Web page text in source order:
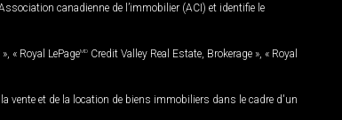
canadienne de l’immobilier (ACI) et identifie le
», « Royal LePageMD Credit Valley Real Estate, Brokerage », « Royal
vente et de la location de biens immobiliers dans le cadre d'un